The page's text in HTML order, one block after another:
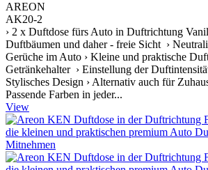
AREON
AK20-2
› 2 x Duftdose fürs Auto in Duftrichtung
Duftbäumen und daher - freie Sicht ›
Gerüche im Auto › Kleine und praktische
Getränkehalter › Einstellung der
Stylisches Design › Alternativ auch für
Passende Farben in jeder...
View